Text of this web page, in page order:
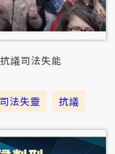
議司法失能
司法失靈 抗議